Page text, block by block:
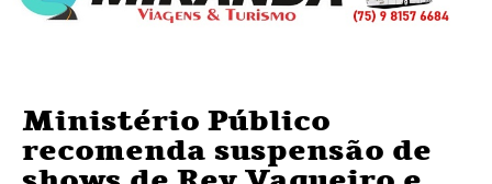
Ministério Público
recomenda suspensão de